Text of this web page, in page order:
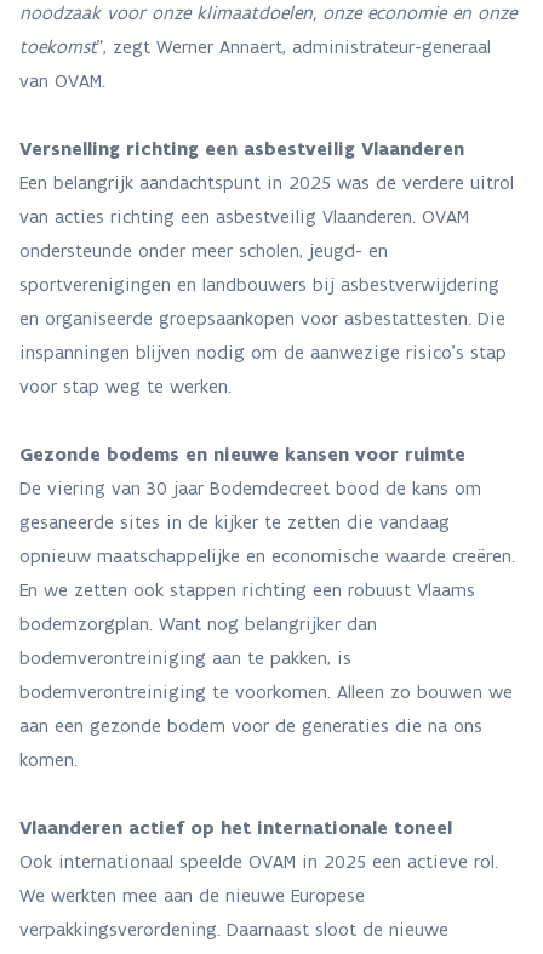
noodzaak voor onze klimaatdoelen, onze economie en onze
toekomst”, zegt Werner Annaert, administrateur-generaal
van OVAM.
Versnelling richting een asbestveilig Vlaanderen
Een belangrijk aandachtspunt in 2025 was de verdere uitrol
van acties richting een asbestveilig Vlaanderen. OVAM
ondersteunde onder meer scholen, jeugd- en
sportverenigingen en landbouwers bij asbestverwijdering
en organiseerde groepsaankopen voor asbestattesten. Die
inspanningen blijven nodig om de aanwezige risico’s stap
voor stap weg te werken.
Gezonde bodems en nieuwe kansen voor ruimte
De viering van 30 jaar Bodemdecreet bood de kans om
gesaneerde sites in de kijker te zetten die vandaag
opnieuw maatschappelijke en economische waarde creëren.
En we zetten ook stappen richting een robuust Vlaams
bodemzorgplan. Want nog belangrijker dan
bodemverontreiniging aan te pakken, is
bodemverontreiniging te voorkomen. Alleen zo bouwen we
aan een gezonde bodem voor de generaties die na ons
komen.
Vlaanderen actief op het internationale toneel
Ook internationaal speelde OVAM in 2025 een actieve rol.
We werkten mee aan de nieuwe Europese
verpakkingsverordening. Daarnaast sloot de nieuwe